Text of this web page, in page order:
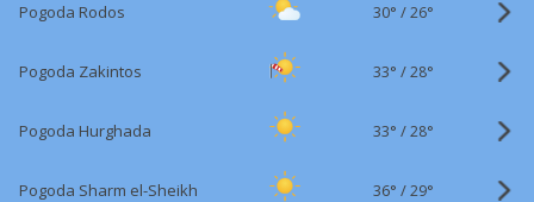
Pogoda Rodos 30° /26°
Pogoda Zakintos 33° /28°
Pogoda Hurghada 33° /28°
Pogoda Sharm el-Sheikh 36° /29°